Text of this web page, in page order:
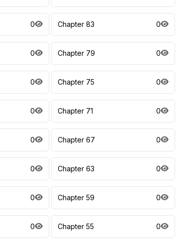
0 Chapter 83 0
0 Chapter 79 0
0 Chapter 75 0
0 Chapter 71 0
0 Chapter 67 0
0 Chapter 63 0
0 Chapter 59 0
0 Chapter 55 0